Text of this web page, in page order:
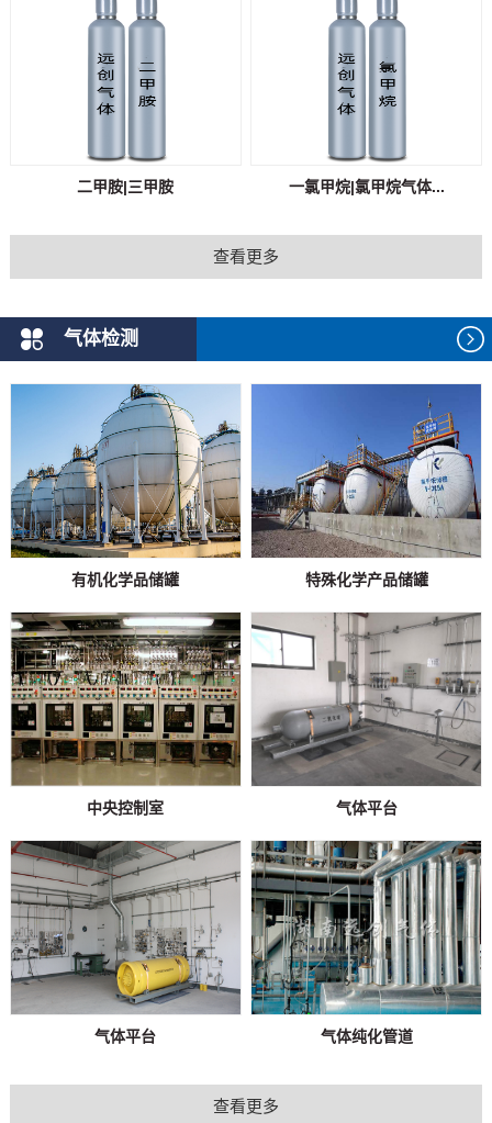
二甲胺|三甲胺 一氯甲烷|氯甲烷气体...
查看更多
气体检测
有机化学品储罐 特殊化学产品储罐
中央控制室 气体平台
气体平台 气体纯化管道
查看更多